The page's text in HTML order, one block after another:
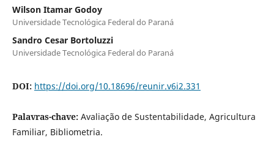
Wilson Itamar Godoy
Universidade Tecnológica Federal do Paraná
Sandro Cesar Bortoluzzi
Universidade Tecnológica Federal do Paraná
DOI: https://doi.org/10.18696/reunir.v6i2.331
Palavras-chave: Avaliação de Sustentabilidade, Agricultura
Familiar, Bibliometria.